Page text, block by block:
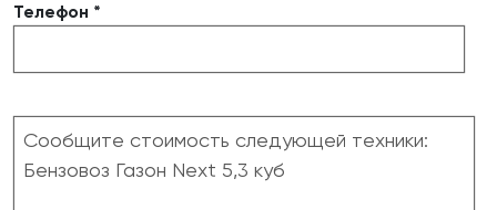
Телефон *